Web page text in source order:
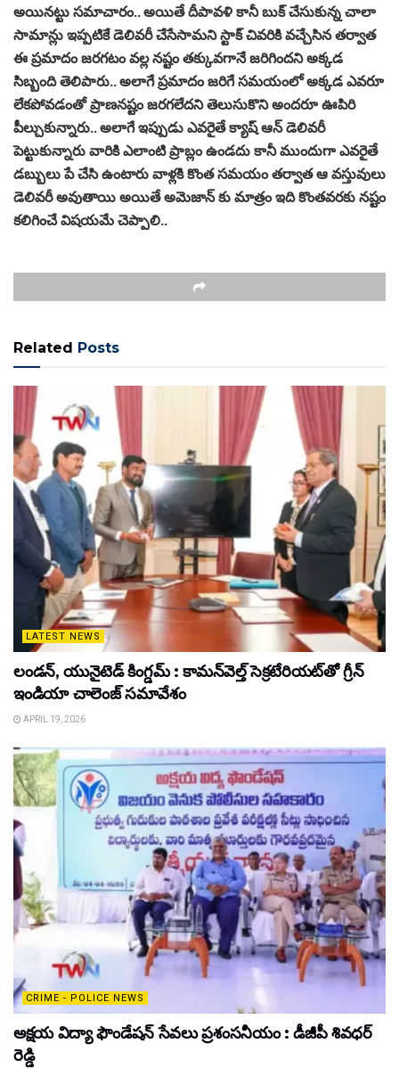
అయినట్టు సమాచారం.. అయితే దీపావళి కానీ బుక్ చేసుకున్న చాలా
సామాన్లు ఇప్పటికే డెలివరీ చేసేసామని స్టాక్ చివరికి వచ్చేసిన తర్వాత
ఈ ప్రమాదం జరగటం వల్ల నష్టం తక్కువగానే జరిగిందని అక్కడ
సిబ్బంది తెలిపారు.. అలాగే ప్రమాదం జరిగే సమయంలో అక్కడ ఎవరూ
లేకపోవడంతో ప్రాణనష్టం జరగలేదని తెలుసుకొని అందరూ ఊపిరి
పీల్చుకున్నారు.. అలాగే ఇప్పుడు ఎవరైతే క్యాష్ ఆన్ డెలివరీ
పెట్టుకున్నారు వారికి ఎలాంటి ప్రాబ్లం ఉండదు కానీ ముందుగా ఎవరైతే
డబ్బులు పే చేసి ఉంటారు వాళ్లకి కొంత సమయం తర్వాత ఆ వస్తువులు
డెలివరీ అవుతాయి అయితే అమెజాన్ కు మాత్రం ఇది కొంతవరకు నష్టం
కలిగించే విషయమే చెప్పాలి..
Related Posts
LATEST NEWS
లండన్, యునైటెడ్ కింగ్డమ్ : కామన్‌వెల్త్ సెక్రటేరియట్‌తో గ్రీన్
ఇండియా చాలెంజ్ సమావేశం
APRIL 19, 2026
CRIME - POLICE NEWS
అక్షయ విద్యా ఫౌండేషన్ సేవలు ప్రశంసనీయం : డీజీపీ శివధర్
రెడ్డి